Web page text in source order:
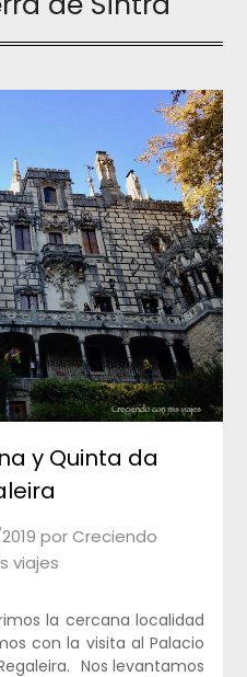
y Quinta da
porCreciendo
viajes
la cercana localidad
con la visita al Palacio
Nos levantamos